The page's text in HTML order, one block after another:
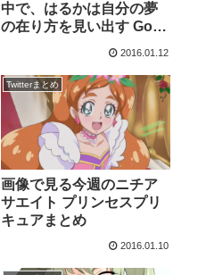
中で、はるかは自分の夢
の在り方を見い出す Go！
2016.01.12
Twitterまとめ
画像で見る今週のニチア
サエイト プリンセスプリ
キュアまとめ
2016.01.10